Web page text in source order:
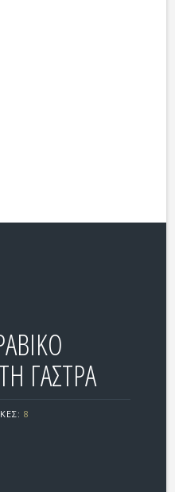
ΓΑΣΤΡΑ
8